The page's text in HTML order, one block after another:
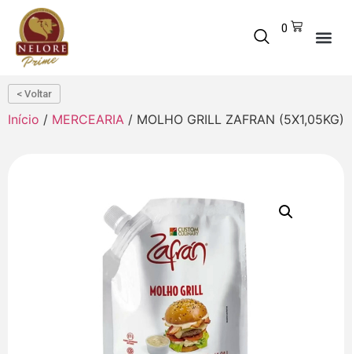
0
< Voltar
Início / MERCEARIA / MOLHO GRILL ZAFRAN (5X1,05KG)